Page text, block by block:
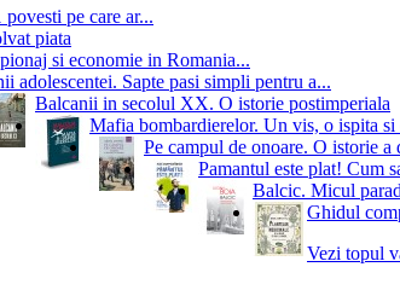
pe care ar...
piata
si economie in Romania...
adolescentei. Sapte pasi simpli pentru a...
Balcanii in secolul XX. O istorie postimperiala
Mafia bombardierelor. Un vis, o ispita si
Pe campul de onoare. O istorie a
Pamantul este plat! Cum
Balcic. Micul
Ghidul
Vezi topul